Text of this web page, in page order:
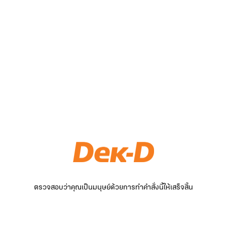
ตรวจสอบว่าคุณเป็นมนุษย์ด้วยการทำคำสั่งนี้ให้เสร็จสิ้น